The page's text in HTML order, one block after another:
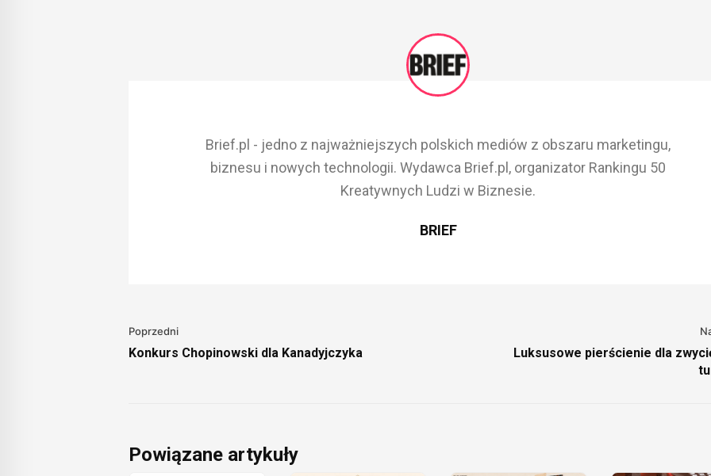
Brief.pl - jedno z najważniejszych polskich mediów z obszaru marketingu,
biznesu i nowych technologii. Wydawca Brief.pl, organizator Rankingu 50
Kreatywnych Ludzi w Biznesie.
BRIEF
Poprzedni
Konkurs Chopinowski dla Kanadyjczyka
Luksusowe pierścienie dla
Powiązane artykuły